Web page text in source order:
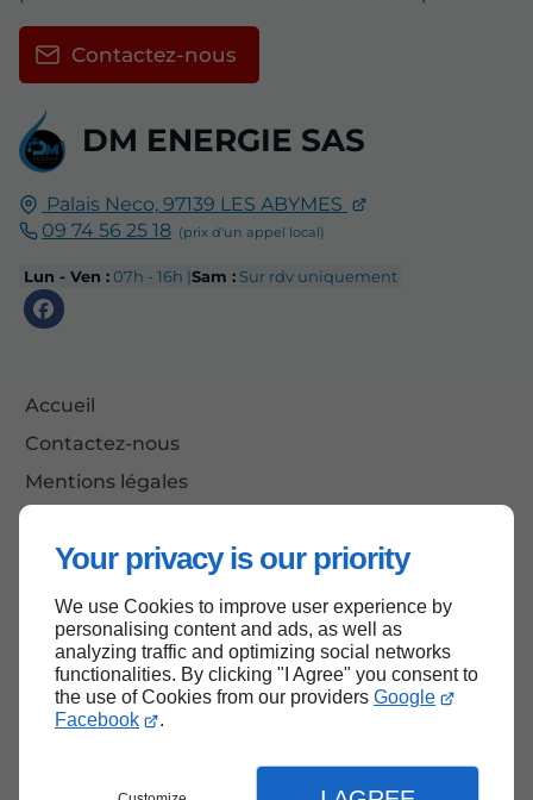
Your privacy is our priority
We use Cookies to improve user experience by
personalising content and ads, as well as
analyzing traffic and optimizing social networks
functionalities. By clicking "I Agree" you consent to
the use of Cookies from our providers Google
Facebook
.
DM ENERGIE SAS
Palais Neco, 97139 LES ABYMES
09 74 56 25 18
Lun - Ven :07h - 16h |Sam : Sur rdv uniquement
Accueil
Contactez-nous
Mentions légales
Contactez-nous
Haut de page